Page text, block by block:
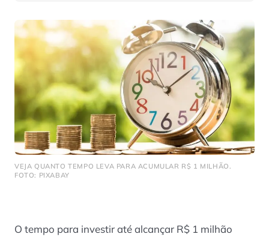
VEJA QUANTO TEMPO LEVA PARA ACUMULAR R$ 1 MILHÃO.
FOTO: PIXABAY
O tempo para investir até alcançar R$ 1 milhão